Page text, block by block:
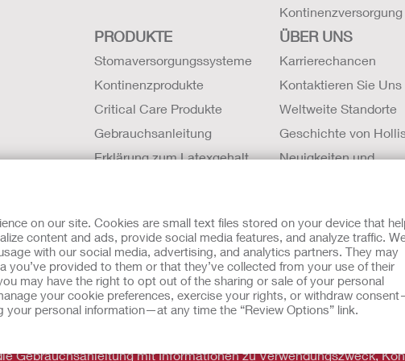
on our site. Cookies are small text files stored on your device that
content and ads, provide social media features, and analyze traffic.
with our social media, advertising, and analytics partners. They may
you’ve provided to them or that they’ve collected from your use of their
may have the right to opt out of the sharing or sale of your personal
your cookie preferences, exercise your rights, or withdraw
personal information—at any time the “Review Options” link.
Kontinenzversorgung
PRODUKTE
Stomaversorgungssysteme
Kontinenzprodukte
Critical Care Produkte
Gebrauchsanleitung
Erklärung zum Latexgehalt
Kompatibilität
ÜBER UNS
Karrierechancen
Kontaktieren Sie Uns
Weltweite Standorte
Geschichte von
Neuigkeiten und
Umgang mit Cookies EU Whistleblowern-Mitteilung
Beratung gedacht und sollen die Empfehlungen Ihres
dazu verwendet werden, in einem medizinischen Notfall Hilfe zu
Da sich Bestimmungen ab und zu ändern, besuchen Sie
Gebrauchsanleitung mit Informationen zu Verwendungszweck,